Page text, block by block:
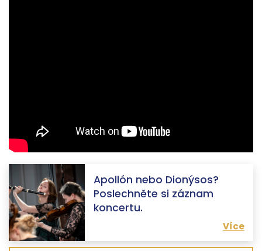
Apollón nebo Dionýsos?
Poslechněte si záznam
koncertu.
Více